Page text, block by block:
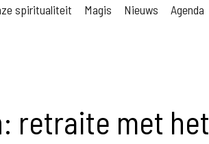
spiritualiteit Magis Nieuws Agenda
retraite met het